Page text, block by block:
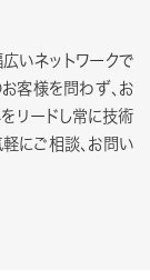
いネットワークで
客様を問わず、お
リードし常に技術
にご相談、お問い